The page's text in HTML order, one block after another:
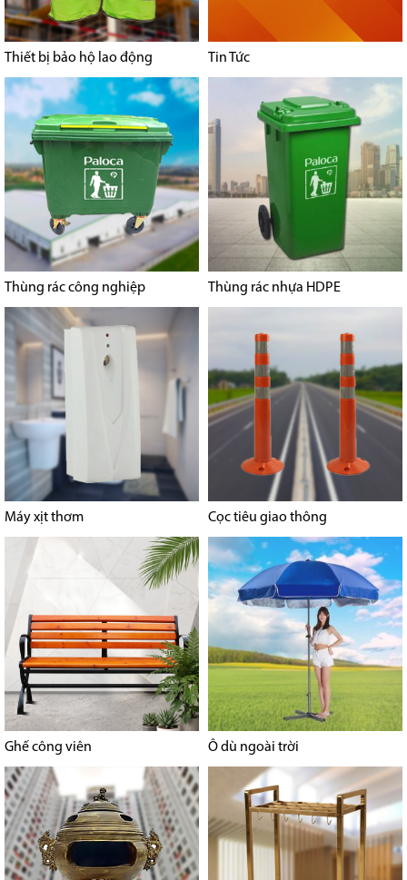
Thiết bị bảo hộ lao động Tin Tức
Thùng rác công nghiệp Thùng rác nhựa HDPE
Máy xịt thơm Cọc tiêu giao thông
Ghế công viên Ô dù ngoài trời